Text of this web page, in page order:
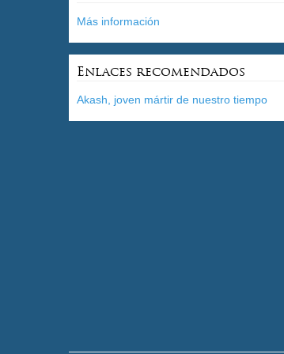
Más información
Enlaces recomendados
Akash, joven mártir de nuestro tiempo